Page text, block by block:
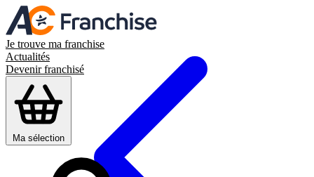
Je trouve ma franchise
Actualités
Devenir franchisé
Ma sélection